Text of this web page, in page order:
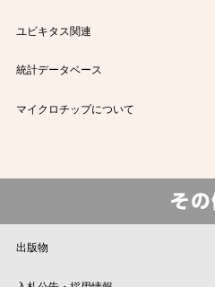
ユビキタス関連
統計データベース
マイクロチップについて
出版物